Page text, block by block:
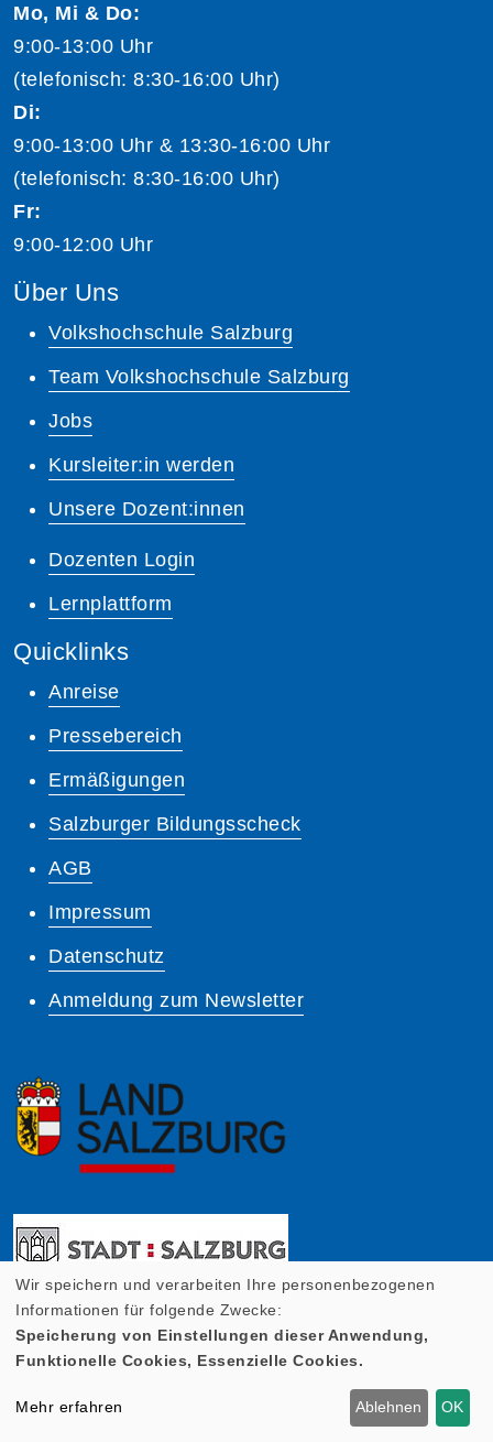
Mo, Mi & Do:
9:00-13:00 Uhr
(telefonisch: 8:30-16:00 Uhr)
Di:
9:00-13:00 Uhr & 13:30-16:00 Uhr
(telefonisch: 8:30-16:00 Uhr)
Fr:
9:00-12:00 Uhr
Über Uns
Volkshochschule Salzburg
Team Volkshochschule Salzburg
Jobs
Kursleiter:in werden
Unsere Dozent:innen
Dozenten Login
Lernplattform
Quicklinks
Anreise
Pressebereich
Ermäßigungen
Salzburger Bildungsscheck
AGB
Impressum
Datenschutz
Anmeldung zum Newsletter
Wir speichern und verarbeiten Ihre personenbezogenen
Informationen für folgende Zwecke:
Speicherung von Einstellungen dieser Anwendung,
Funktionelle Cookies, Essenzielle Cookies.
Mehr erfahren Ablehnen OK